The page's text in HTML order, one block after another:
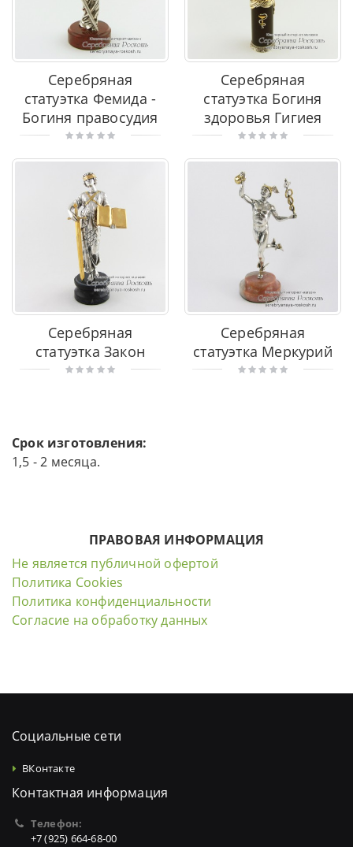
Серебряная
статуэтка Фемида -
Богиня правосудия
Серебряная
статуэтка Богиня
здоровья Гигиея
Серебряная
статуэтка Закон
Серебряная
статуэтка Меркурий
Срок изготовления:
1,5 - 2 месяца.
ПРАВОВАЯ ИНФОРМАЦИЯ
Не является публичной офертой
Политика Cookies
Политика конфиденциальности
Согласие на обработку данных
Социальные сети
ВКонтакте
Контактная информация
Телефон:
+7 (925) 664-68-00